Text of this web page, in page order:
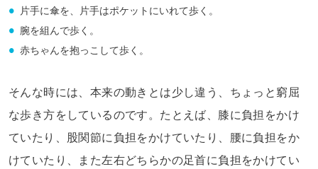
片手に傘を、片手はポケットにいれて歩く。
腕を組んで歩く。
赤ちゃんを抱っこして歩く。
そんな時には、本来の動きとは少し違う、ちょっと窮屈
な歩き方をしているのです。たとえば、膝に負担をかけ
ていたり、股関節に負担をかけていたり、腰に負担をか
けていたり、また左右どちらかの足首に負担をかけてい